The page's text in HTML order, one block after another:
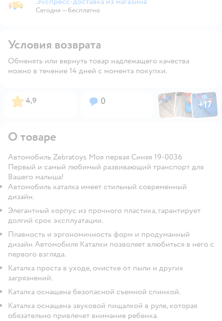
Экспресс-доставка из магазина
Сегодня—бесплатно
Условия возврата
Обменять или вернуть товар надлежащего качества
можно в течение 14 дней с момента покупки.
Рейтинг:
4,9 Вопросов:
0 ФотоФотоФото
+17
Открыть
О товаре
Автомобиль Zebratoys Моя первая Синяя 19-0036
Первый и самый любимый развивающий транспорт для
Вашего малыша!
Автомобиль каталка имеет стильный современный
дизайн.
Элегантный корпус из прочного пластика, гарантирует
долгий срок эксплуатации.
Плавность и эргономичность форм и продуманный
дизайн Автомобиля Каталки позволяет влюбиться в него с
первого взгляда.
Каталка проста в уходе, очистке от пыли и других
загрязнений.
Каталка оснащена безопасной съемной спинкой.
Каталка оснащена звуковой пищалкой в руле, которая
обязательно привлечет внимание ребенка.